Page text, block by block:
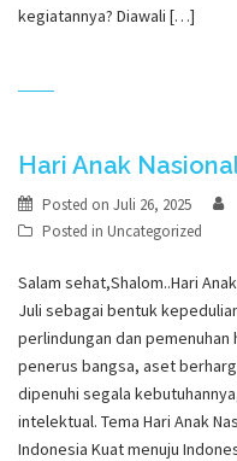
kegiatannya? Diawali […]
Hari Anak
Posted on Juli 26, 2025
Posted in Uncategorized
Salam sehat,Shalom..Hari
Juli sebagai bentuk
perlindungan dan pemenuhan
penerus bangsa, aset
dipenuhi segala
intelektual. Tema Hari Anak
Indonesia Kuat menuju